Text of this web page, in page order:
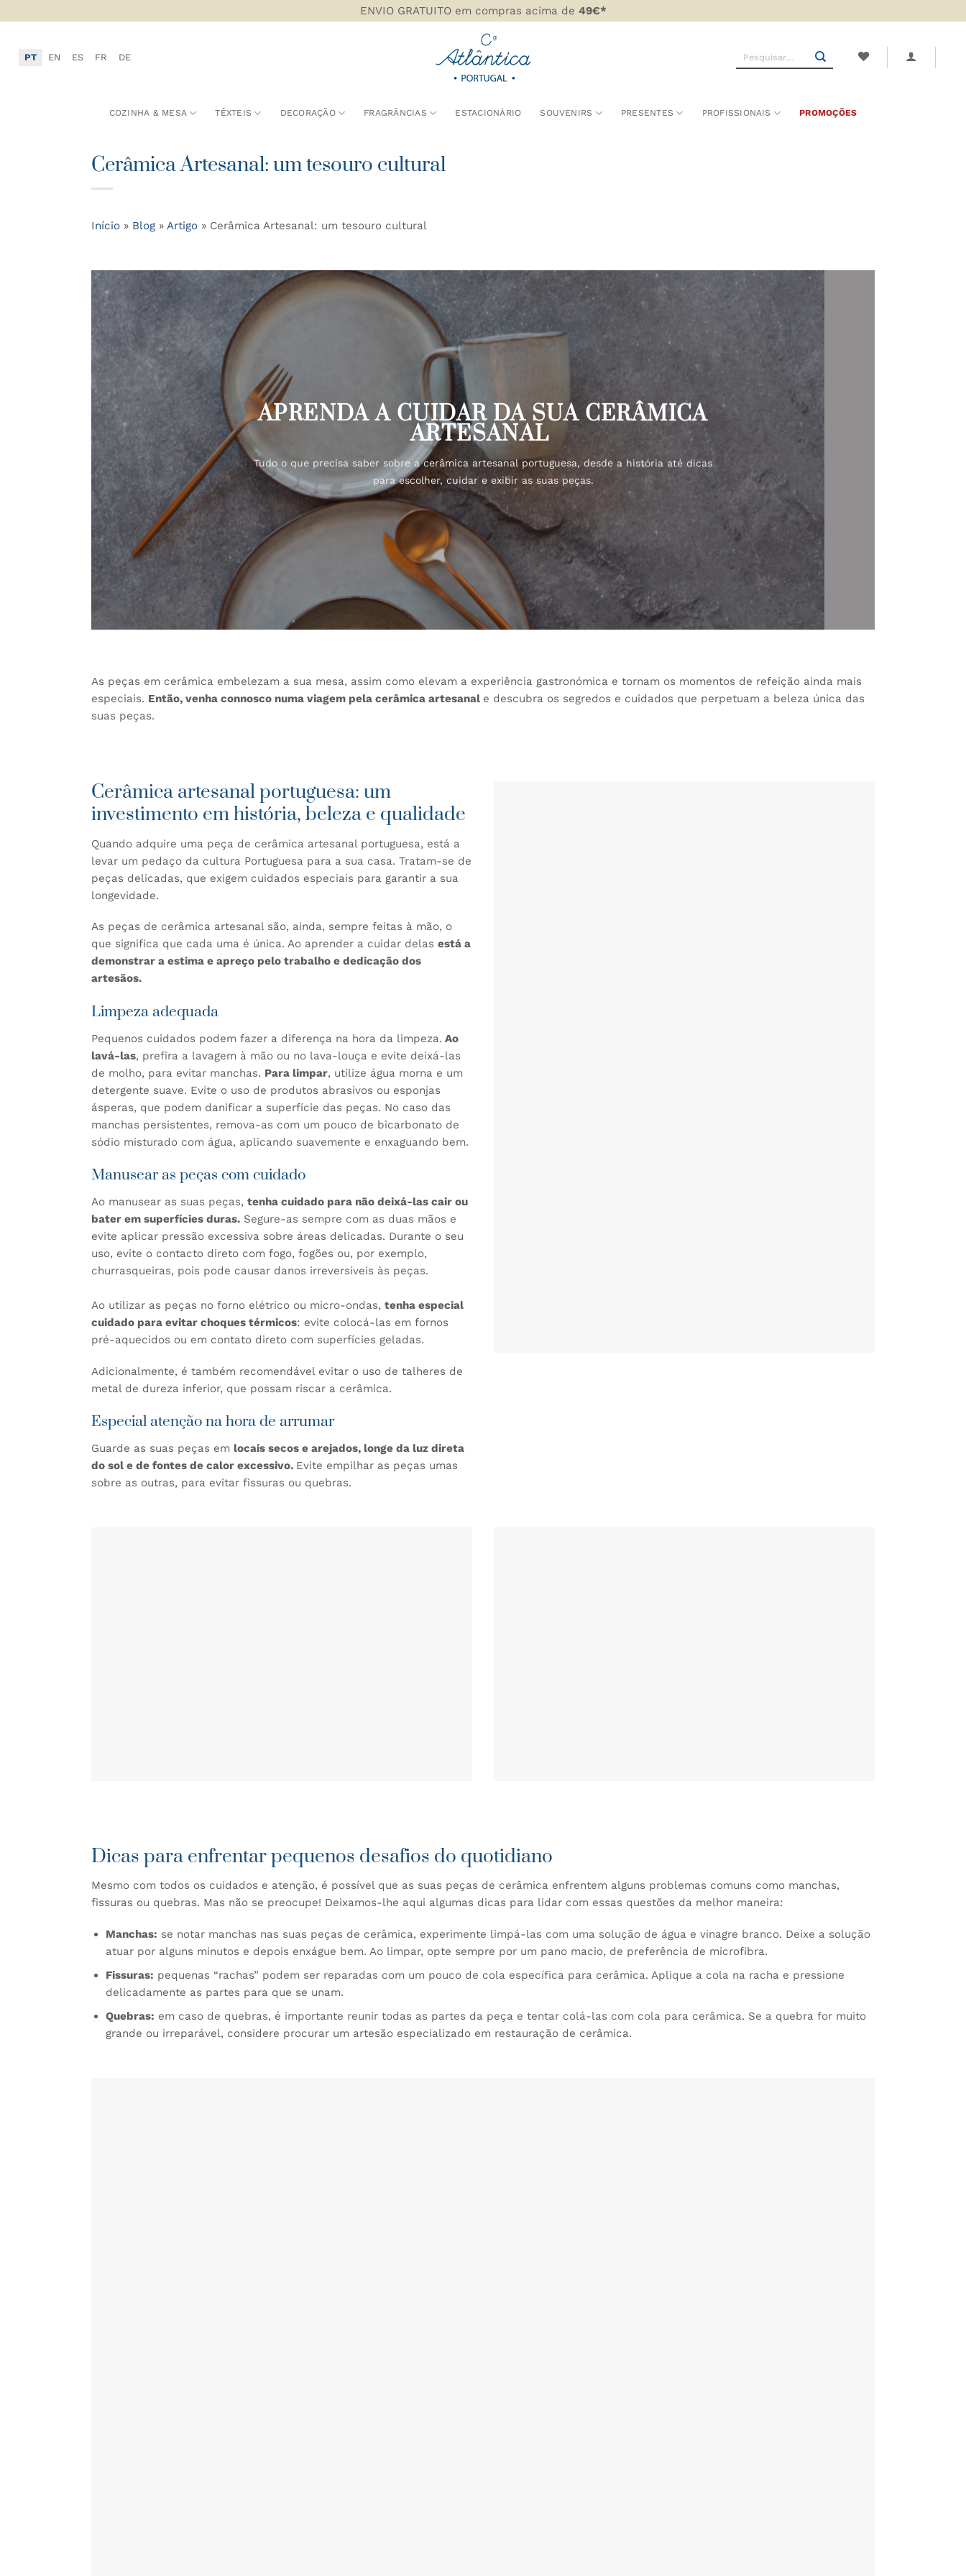
to
ENVIO GRATUITO em compras acima de 49€*
PT EN ES FR DE
Pesquisar
COZINHA & MESA TÊXTEIS DECORAÇÃO FRAGRÂNCIAS ESTACIONÁRIO SOUVENIRS PRESENTES PROFISSIONAIS PROMOÇÕES
Cerâmica Artesanal: um tesouro cultural
Início » Blog » Artigo » Cerâmica Artesanal: um tesouro cultural
APRENDA A CUIDAR DA SUA CERÂMICA
ARTESANAL
Tudo o que precisa saber sobre a cerâmica artesanal portuguesa, desde a história até dicas
para escolher, cuidar e exibir as suas peças.
As peças em cerâmica embelezam a sua mesa, assim como elevam a experiência gastronómica e tornam os momentos de refeição ainda mais
especiais. Então, venha connosco numa viagem pela cerâmica artesanal e descubra os segredos e cuidados que perpetuam a beleza única das
suas peças.
Cerâmica artesanal portuguesa: um
investimento em história, beleza e qualidade
Quando adquire uma peça de cerâmica artesanal portuguesa, está a
levar um pedaço da cultura Portuguesa para a sua casa. Tratam-se de
peças delicadas, que exigem cuidados especiais para garantir a sua
longevidade.
As peças de cerâmica artesanal são, ainda, sempre feitas à mão, o
que significa que cada uma é única. Ao aprender a cuidar delas está a
demonstrar a estima e apreço pelo trabalho e dedicação dos
artesãos.
Limpeza adequada
Pequenos cuidados podem fazer a diferença na hora da limpeza. Ao
lavá-las, prefira a lavagem à mão ou no lava-louça e evite deixá-las
de molho, para evitar manchas. Para limpar, utilize água morna e um
detergente suave. Evite o uso de produtos abrasivos ou esponjas
ásperas, que podem danificar a superfície das peças. No caso das
manchas persistentes, remova-as com um pouco de bicarbonato de
sódio misturado com água, aplicando suavemente e enxaguando bem.
Manusear as peças com cuidado
Ao manusear as suas peças, tenha cuidado para não deixá-las cair ou
bater em superfícies duras. Segure-as sempre com as duas mãos e
evite aplicar pressão excessiva sobre áreas delicadas. Durante o seu
uso, evite o contacto direto com fogo, fogões ou, por exemplo,
churrasqueiras, pois pode causar danos irreversíveis às peças.
Ao utilizar as peças no forno elétrico ou micro-ondas, tenha especial
cuidado para evitar choques térmicos: evite colocá-las em fornos
pré-aquecidos ou em contato direto com superfícies geladas.
Adicionalmente, é também recomendável evitar o uso de talheres de
metal de dureza inferior, que possam riscar a cerâmica.
Especial atenção na hora de arrumar
Guarde as suas peças em locais secos e arejados, longe da luz direta
do sol e de fontes de calor excessivo. Evite empilhar as peças umas
sobre as outras, para evitar fissuras ou quebras.
Dicas para enfrentar pequenos desafios do quotidiano
Mesmo com todos os cuidados e atenção, é possível que as suas peças de cerâmica enfrentem alguns problemas comuns como manchas,
fissuras ou quebras. Mas não se preocupe! Deixamos-lhe aqui algumas dicas para lidar com essas questões da melhor maneira:
Manchas: se notar manchas nas suas peças de cerâmica, experimente limpá-las com uma solução de água e vinagre branco. Deixe a solução
atuar por alguns minutos e depois enxágue bem. Ao limpar, opte sempre por um pano macio, de preferência de microfibra.
Fissuras: pequenas “rachas” podem ser reparadas com um pouco de cola específica para cerâmica. Aplique a cola na racha e pressione
delicadamente as partes para que se unam.
Quebras: em caso de quebras, é importante reunir todas as partes da peça e tentar colá-las com cola para cerâmica. Se a quebra for muito
grande ou irreparável, considere procurar um artesão especializado em restauração de cerâmica.